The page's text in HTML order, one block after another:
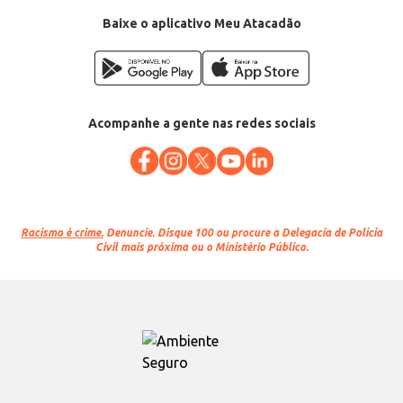
Categoria: Barra de chocolate
EAN: 7897077803893
Baixe o aplicativo Meu Atacadão
Acompanhe a gente nas redes sociais
Racismo é crime. Denuncie. Disque 100 ou procure a Delegacia de Polícia
Civil mais próxima ou o Ministério Público.